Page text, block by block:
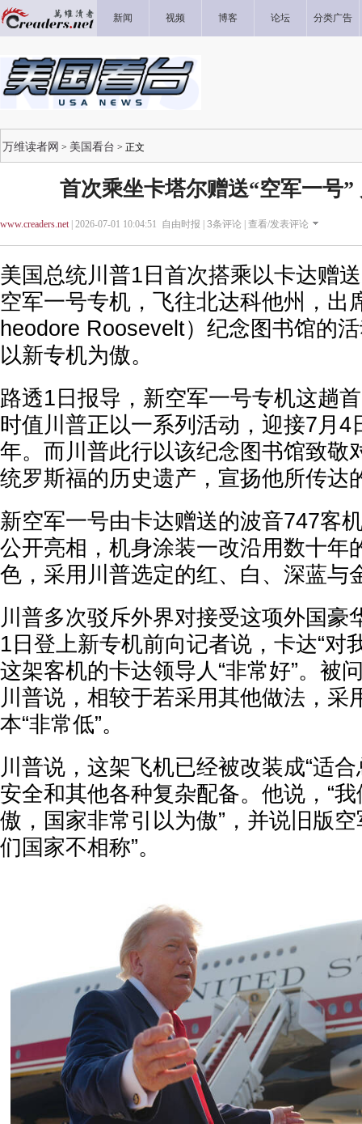
新闻 视频 博客 论坛 分类广告
万维读者网 > 美国看台 > 正文
首次乘坐卡塔尔赠送“空军一号”
www.creaders.net| 2026-07-01 10:04:51 自由时报 | 3条评论 | 查看/发表评论
美国总统川普1日首次搭乘以卡达赠
空军一号专机，飞往北达科他州，出
heodore Roosevelt）纪念图书馆的
以新专机为傲。
路透1日报导，新空军一号专机这趟
时值川普正以一系列活动，迎接7月4
年。而川普此行以该纪念图书馆致敬
统罗斯福的历史遗产，宣扬他所传达
新空军一号由卡达赠送的波音747客
公开亮相，机身涂装一改沿用数十年
色，采用川普选定的红、白、深蓝与
川普多次驳斥外界对接受这项外国豪
1日登上新专机前向记者说，卡达“对
这架客机的卡达领导人“非常好”。被
川普说，相较于若采用其他做法，采
本“非常低”。
川普说，这架飞机已经被改装成“适
安全和其他各种复杂配备。他说，“
傲，国家非常引以为傲”，并说旧版
们国家不相称”。